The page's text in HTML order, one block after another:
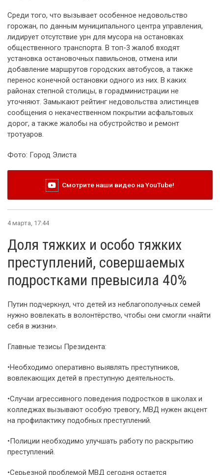
Среди того, что вызывает особенное недовольство
горожан, по данным муниципального центра управления,
лидирует отсутствие урн для мусора на остановках
общественного транспорта. В топ-3 жалоб входят
установка остановочных павильонов, отмена или
добавление маршрутов городских автобусов, а также
перенос конечной остановки одного из них. В каких
районах степной столицы, в горадминистрации не
уточняют. Замыкают рейтинг недовольства элистинцев
сообщения о некачественном покрытии асфальтовых
дорог, а также жалобы на обустройство и ремонт
тротуаров.
Фото: Город Элиста
Смотрите наши видео на YouTube!
4 марта, 17:44
Доля тяжких и особо тяжких
преступлений, совершаемых
подростками превысила 40%
Путин подчеркнул, что детей из неблагополучных семей
нужно вовлекать в волонтёрство, чтобы они смогли «найти
себя в жизни».
Главные тезисы Президента:
•Необходимо оперативно выявлять преступников,
вовлекающих детей в преступную деятельность.
•Случаи агрессивного поведения подростков в школах и
колледжах вызывают особую тревогу, МВД нужен акцент
на профилактику подобных преступлений.
•Полиции необходимо улучшать работу по раскрытию
преступлений.
•Серьезной проблемой МВД сегодня остается